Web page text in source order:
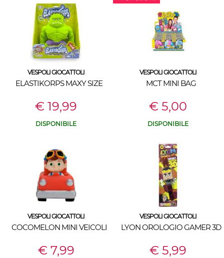
VESPOLI GIOCATTOLI
ELASTIKORPS MAXY SIZE
€ 19,99
DISPONIBILE
VESPOLI GIOCATTOLI
MCT MINI BAG
€ 5,00
DISPONIBILE
VESPOLI GIOCATTOLI
COCOMELON MINI VEICOLI
€ 7,99
VESPOLI GIOCATTOLI
LYON OROLOGIO GAMER 3D
€ 5,99